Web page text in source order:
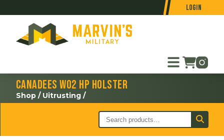
Login
Canadees WO2 HP holster
Shop / Uitrusting /